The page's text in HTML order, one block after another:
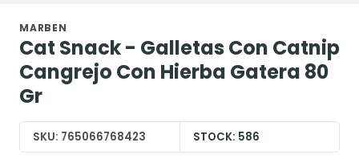
MARBEN
Cat Snack - Galletas Con Catnip
Cangrejo Con Hierba Gatera 80
Gr
SKU: 765066768423 STOCK: 586